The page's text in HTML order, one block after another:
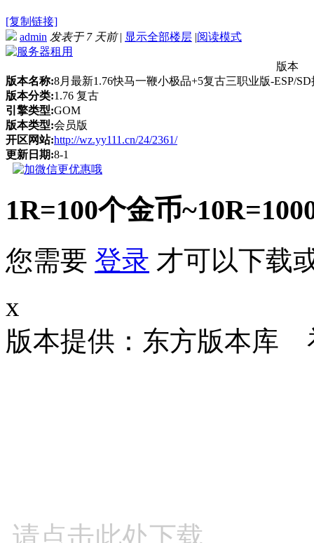
[复制链接]
admin 发表于 7 天前 | 显示全部楼层 |阅读模式
版本
版本名称:8月最新1.76快马一鞭小极品+5复古三职业版-ESP/
版本分类:1.76 复古
引擎类型:GOM
版本类型:会员版
开区网站:http://wz.yy111.cn/24/2361/
更新日期:8-1
1R=100个金币
您需要 登录 才可以下载
x
版本提供：东方版本库
请点击此处下载